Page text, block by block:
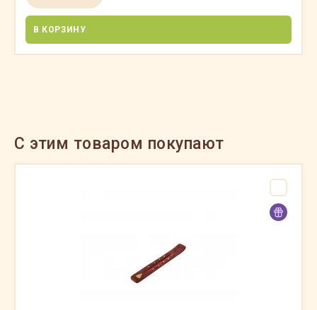
В КОРЗИНУ
C этим товаром покупают